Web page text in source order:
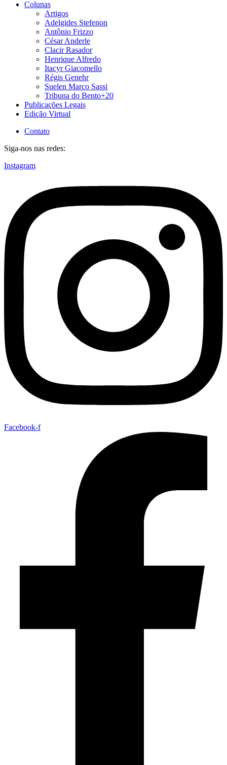
Colunas
Artigos
Adelgides Stefenon
Antônio Frizzo
César Anderle
Clacir Rasador
Henrique Alfredo
Itacyr Giacomello
Régis Genehr
Suelen Marco Sassi
Tribuna do Bento+20
Publicações Legais
Edição Virtual
Contato
Siga-nos nas redes:
Instagram
Facebook-f